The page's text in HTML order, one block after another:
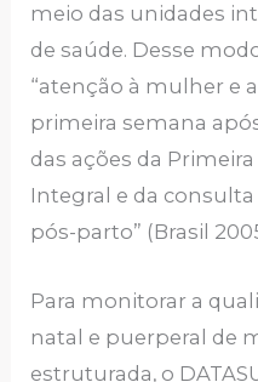
meio das unidades
de saúde. Desse
“atenção à mulher e
primeira semana
das ações da
Integral e da consulta
pós-parto” (Brasil
Para monitorar a
natal e puerperal de
estruturada, o